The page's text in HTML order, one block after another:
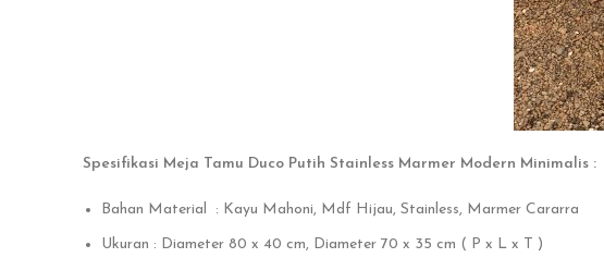
Spesifikasi Meja Tamu Duco Putih Stainless Marmer Modern Minimalis :
Bahan Material : Kayu Mahoni, Mdf Hijau, Stainless, Marmer Cararra
Ukuran : Diameter 80 x 40 cm, Diameter 70 x 35 cm ( P x L x T )